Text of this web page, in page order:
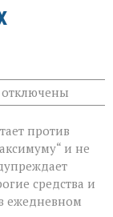
к
ухаживаете,
отключены
против
и не
средства и
ежедневном